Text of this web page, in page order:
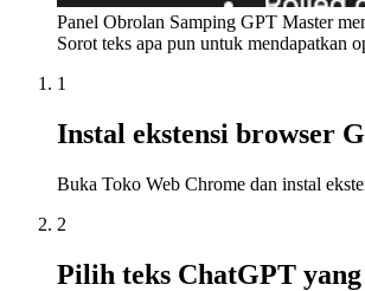
Panel Obrolan Samping GPT Master
Sorot teks apa pun untuk mendapatkan
1
Instal ekstensi browser
Buka Toko Web Chrome dan instal
2
Pilih teks ChatGPT